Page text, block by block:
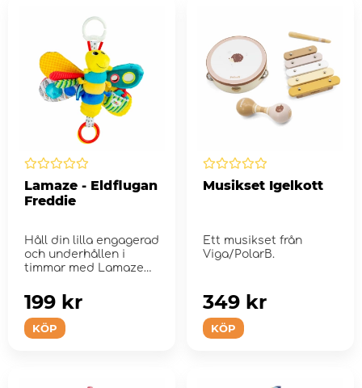
Lamaze - Eldflugan
Freddie
Håll din lilla engagerad
och underhållen i
timmar med Lamaze
KÖP
199 kr
Musikset Igelkott
Ett musikset från
Viga/PolarB.
KÖP
349 kr